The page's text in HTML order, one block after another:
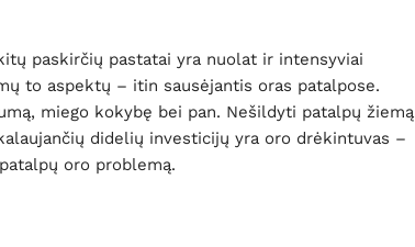
paskirčių pastatai yra nuolat ir intensyviai
to aspektų – itin sausėjantis oras patalpose.
miego kokybę bei pan. Nešildyti patalpų žiemą
didelių investicijų yra oro drėkintuvas –
oro problemą.